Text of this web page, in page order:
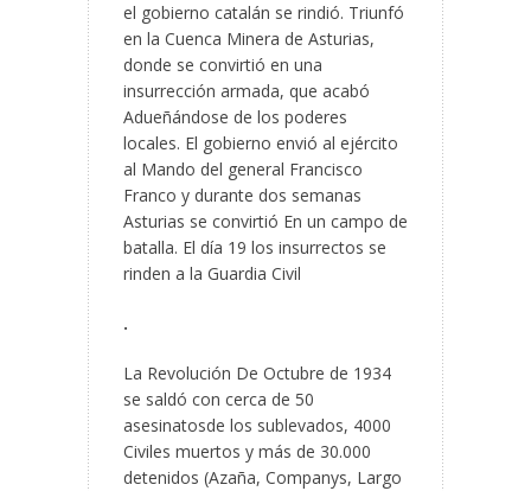
el gobierno catalán se rindió. Triunfó
en la Cuenca Minera de Asturias,
donde se convirtió en una
insurrección armada, que acabó
Adueñándose de los poderes
locales. El gobierno envió al ejército
al Mando del general Francisco
Franco y durante dos semanas
Asturias se convirtió En un campo de
batalla. El día 19 los insurrectos se
rinden a la Guardia Civil
.
La Revolución De Octubre de 1934
se saldó con cerca de 50
asesinatosde los sublevados, 4000
Civiles muertos y más de 30.000
detenidos (Azaña, Companys, Largo